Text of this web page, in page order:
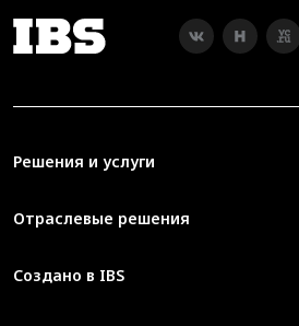
Решения и услуги
Отраслевые решения
Создано в IBS